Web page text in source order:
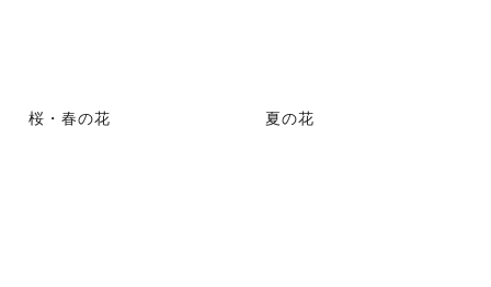
桜・春の花 夏の花